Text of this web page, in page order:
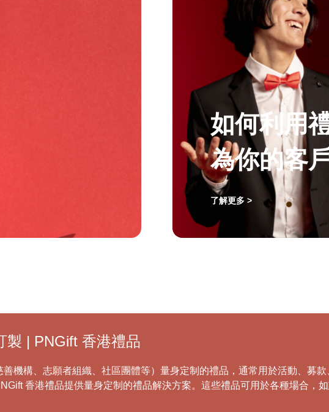
如何利用
為你的客
了解更多 >
製 | PNGift 香港禮品
機構、志願者組織、社區團體等）量身定制的禮品，通常用於活動、募
香港禮品提供量身定制的禮品解決方案。這些禮品可用於各種場合，